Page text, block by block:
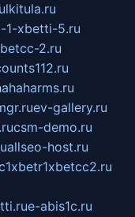
1-xbetti-5.ru
2.ru
ev-gallery.ru
csm-demo.ru
allseo-host.ru
e-abis1c.ru